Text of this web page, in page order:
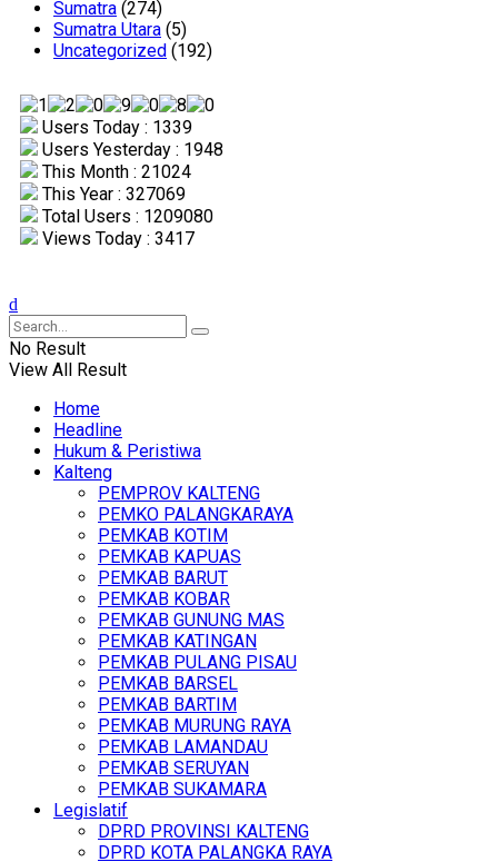
Sumatra (274)
Sumatra Utara (5)
Uncategorized (192)
Users Today : 1339
Users Yesterday : 1948
This Month : 21024
This Year : 327069
Total Users : 1209080
Views Today : 3417
No Result
View All Result
Home
Headline
Hukum & Peristiwa
Kalteng
PEMPROV KALTENG
PEMKO PALANGKARAYA
PEMKAB KOTIM
PEMKAB KAPUAS
PEMKAB BARUT
PEMKAB KOBAR
PEMKAB GUNUNG MAS
PEMKAB KATINGAN
PEMKAB PULANG PISAU
PEMKAB BARSEL
PEMKAB BARTIM
PEMKAB MURUNG RAYA
PEMKAB LAMANDAU
PEMKAB SERUYAN
PEMKAB SUKAMARA
Legislatif
DPRD PROVINSI KALTENG
DPRD KOTA PALANGKA RAYA